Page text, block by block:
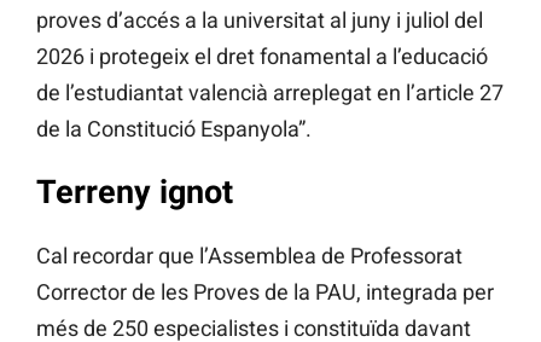
proves d’accés a la universitat al juny i juliol del
2026 i protegeix el dret fonamental a l’educació
de l’estudiantat valencià arreplegat en l’article 27
de la Constitució Espanyola”.
Terreny ignot
Cal recordar que l’Assemblea de Professorat
Corrector de les Proves de la PAU, integrada per
més de 250 especialistes i constituïda davant